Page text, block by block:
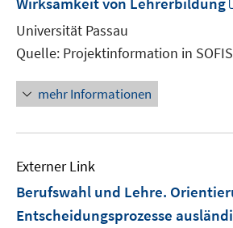
Universität Passau
Quelle: Projektinformation in SOFIS
mehr Informationen
Externer Link
Berufswahl und Lehre.
Entscheidungsprozesse